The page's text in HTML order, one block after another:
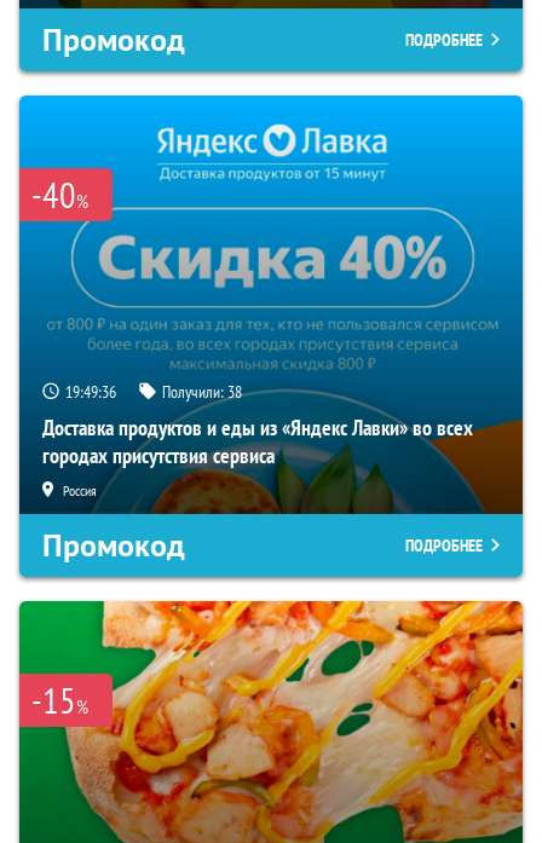
Промокод ПОДРОБНЕЕ
-40%
19:49:35 Получили:38
Доставка продуктов и еды из «Яндекс Лавки» во всех
городах присутствия сервиса
Россия
Промокод ПОДРОБНЕЕ
-15%